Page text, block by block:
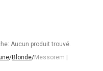
Aucun produit trouvé.
/Blonde/Messorem |